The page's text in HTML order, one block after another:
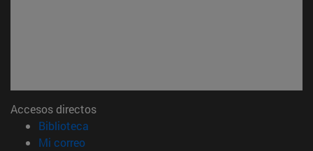
Accesos directos
Biblioteca
Mi correo(abre en nueva ventana)